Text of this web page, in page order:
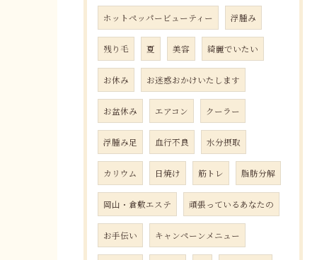
ホットペッパービューティー 浮腫み
残り毛 夏 美容 綺麗でいたい
お休み お迷惑おかけいたします
お盆休み エアコン クーラー
浮腫み足 血行不良 水分摂取
カリウム 日焼け 筋トレ 脂肪分解
岡山・倉敷エステ 頑張っているあなたの
お手伝い キャンペーンメニュー